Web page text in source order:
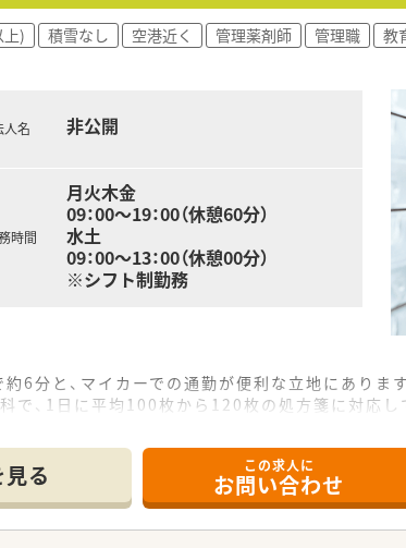
) 積雪なし 空港近く 管理薬剤師 管理職 教
人名 非公開
時間
月火木金
09：00～19：00（休憩60分）
水土
09：00～13：00（休憩00分）
※シフト制勤務
6分と、マイカーでの通勤が便利な立地にあります
で、1日に平均100枚から120枚の処方箋に対応し
い方にオススメの求人です。
ーションを大切にできる方を歓迎いたします。
という意欲のある方であればご応募可能です。
る この求人に
お問い合わせ